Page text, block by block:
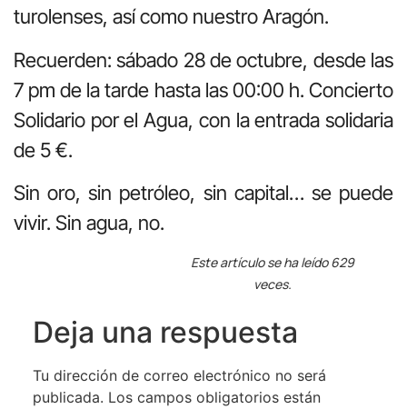
turolenses, así como nuestro Aragón.
Recuerden: sábado 28 de octubre, desde las
7 pm de la tarde hasta las 00:00 h. Concierto
Solidario por el Agua, con la entrada solidaria
de 5 €.
Sin oro, sin petróleo, sin capital… se puede
vivir. Sin agua, no.
Este artículo se ha leído 629
veces.
Deja una respuesta
Tu dirección de correo electrónico no será
publicada. Los campos obligatorios están